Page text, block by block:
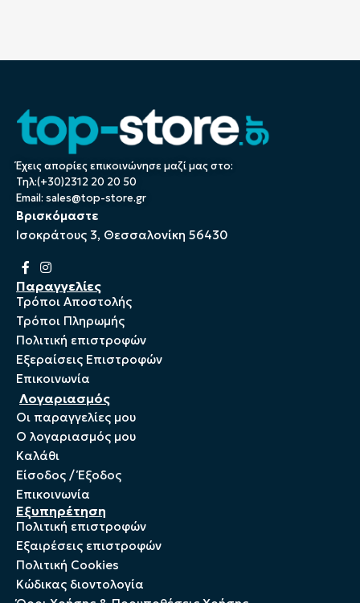
Έχεις απορίες επικοινώνησε μαζί μας στο:
Τηλ:(+30)2312 20 20 50
Email: sales@top-store.gr
Βρισκόμαστε
Ισοκράτους 3, Θεσσαλονίκη 56430
Παραγγελίες
Τρόποι Αποστολής
Τρόποι Πληρωμής
Πολιτική επιστροφών
Εξεραίσεις Επιστροφών
Επικοινωνία
Λογαριασμός
Οι παραγγελίες μου
Ο λογαριασμός μου
Καλάθι
Είσοδος / Έξοδος
Επικοινωνία
Εξυπηρέτηση
Πολιτική επιστροφών
Εξαιρέσεις επιστροφών
Πολιτική Cookies
Kώδικας διοντολογία